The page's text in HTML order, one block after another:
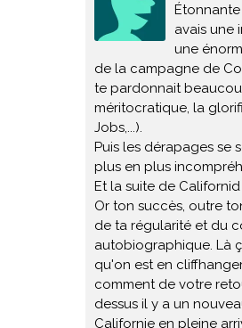
avais une
une
de la campagne de
te pardonnait
méritocratique, la
Jobs,...).
Puis les dérapages se
plus en plus
Et la suite de
Or ton succès, outre
de ta régularité et du
autobiographique. Là
qu'on est en
comment de votre
dessus il y a un
Californie en pleine